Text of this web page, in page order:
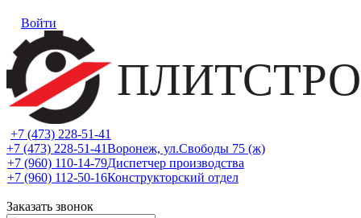
Войти
+7 (473) 228-51-41
+7 (473) 228-51-41Воронеж, ул.Свободы 75 (ж)
+7 (960) 110-14-79Диспетчер производства
+7 (960) 112-50-16Конструкторский отдел
Заказать звонок